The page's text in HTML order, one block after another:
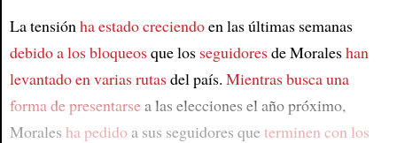
La tensión ha estado creciendoen las últimas semanas
debido a los bloqueosque los seguidoresde Moraleshan
levantado en varias rutasdel país. Mientras busca una
forma de presentarsea las elecciones el año próximo,
Morales ha pedidoa sus seguidores queterminen con los